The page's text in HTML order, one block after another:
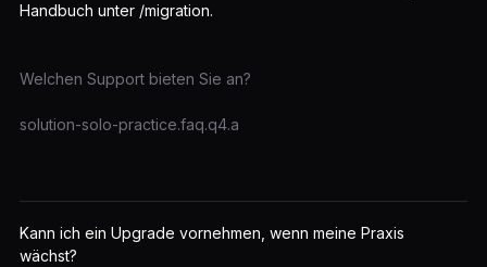
Handbuch unter /migration.
Welchen Support bieten Sie an?
solution-solo-practice.faq.q4.a
Kann ich ein Upgrade vornehmen, wenn meine Praxis
wächst?